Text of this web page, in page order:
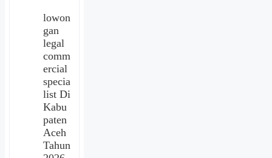
lowon
gan
legal
comm
ercial
specia
list Di
Kabu
paten
Aceh
Tahun